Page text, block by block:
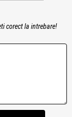
corect la intrebare!